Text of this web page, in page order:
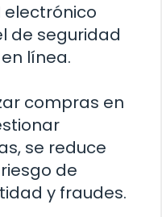
electrónico
de seguridad
línea.
compras en
se reduce
de
y fraudes.